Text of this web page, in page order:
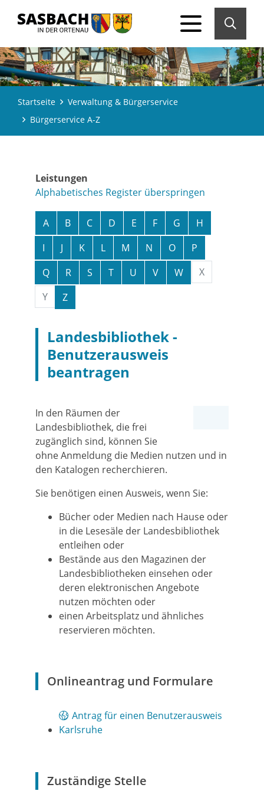
Startseite
Verwaltung & Bürgerservice
Bürgerservice A-Z
Leistungen
Alphabetisches Register überspringen
A B C D E F G
H
I
J K L M N O
P
Q
R S T U V W
X
Y
Z
Landesbibliothek -
Benutzerausweis
beantragen
In den Räumen der
Landesbibliothek, die frei
zugänglich sind, können Sie
ohne Anmeldung die Medien nutzen und in
den Katalogen recherchieren.
Sie benötigen einen Ausweis, wenn Sie:
Bücher oder Medien nach Hause oder
in die Lesesäle der Landesbibliothek
entleihen oder
Bestände aus den Magazinen der
Landesbibliotheken einsehen oder
deren elektronischen Angebote
nutzen möchten oder
einen Arbeitsplatz und ähnliches
reservieren möchten.
Onlineantrag und Formulare
Antrag für einen Benutzerausweis
Karlsruhe
Zuständige Stelle